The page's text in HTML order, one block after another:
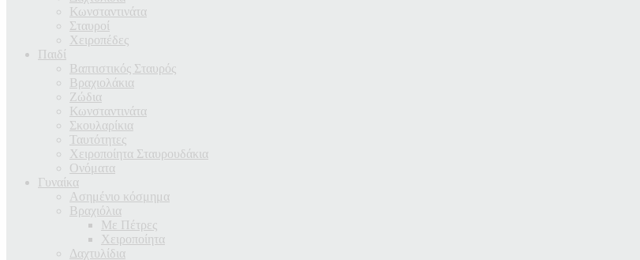
Κωνσταντινάτα
Σταυροί
Χειροπέδες
Παιδί
Βαπτιστικός Σταυρός
Βραχιολάκια
Ζώδια
Κωνσταντινάτα
Σκουλαρίκια
Ταυτότητες
Χειροποίητα Σταυρουδάκια
Ονόματα
Γυναίκα
Ασημένιο κόσμημα
Βραχιόλια
Με Πέτρες
Χειροποίητα
Δαχτυλίδια